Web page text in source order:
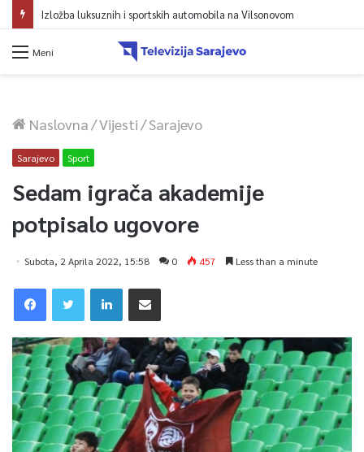
Izložba luksuznih i sportskih automobila na Vilsonovom
Meni
Naslovna/Vijesti/Sarajevo
Sarajevo Sport
Sedam igrača akademije
potpisalo ugovore
Subota, 2 Aprila 2022, 15:58 0 457 Less than a minute